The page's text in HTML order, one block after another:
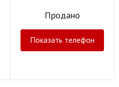
Продано
Показать телефон